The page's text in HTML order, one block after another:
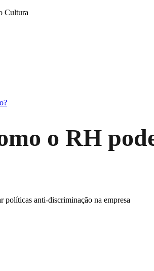
Cultura
o RH
políticas anti-discriminação na empresa